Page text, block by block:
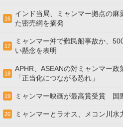
16
インド当局、ミャンマー拠点の
た密売網を摘発
17
ミャンマー沖で難民船事故か、
い懸念を表明
18
APHR、ASEANの対ミャンマー
「正当化につながる恐れ」
19 ミャンマー映画が最高賞受賞 国
20 ミャンマーとラオス、メコン川